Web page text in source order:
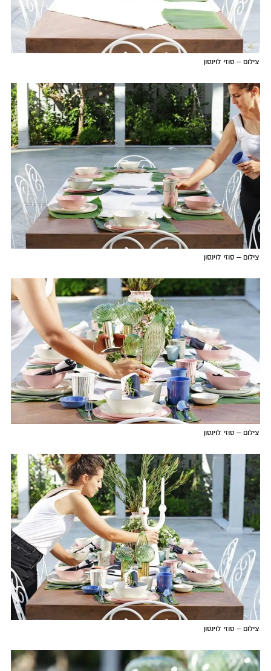
צילום – סוזי לוינסון
צילום – סוזי לוינסון
צילום – סוזי לוינסון
צילום – סוזי לוינסון